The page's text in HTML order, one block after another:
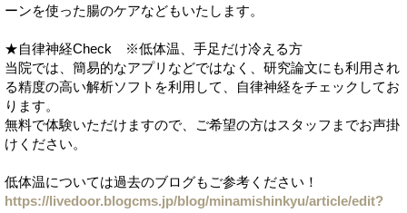
ーンを使った腸のケアなどもいたします。
★自律神経Check ※低体温、手足だけ冷える方
当院では、簡易的なアプリなどではなく、研究論文にも利用され
る精度の高い解析ソフトを利用して、自律神経をチェックしてお
ります。
無料で体験いただけますので、ご希望の方はスタッフまでお声掛
けください。
低体温については過去のブログもご参考ください！
https://livedoor.blogcms.jp/blog/minamishinkyu/article/edit?